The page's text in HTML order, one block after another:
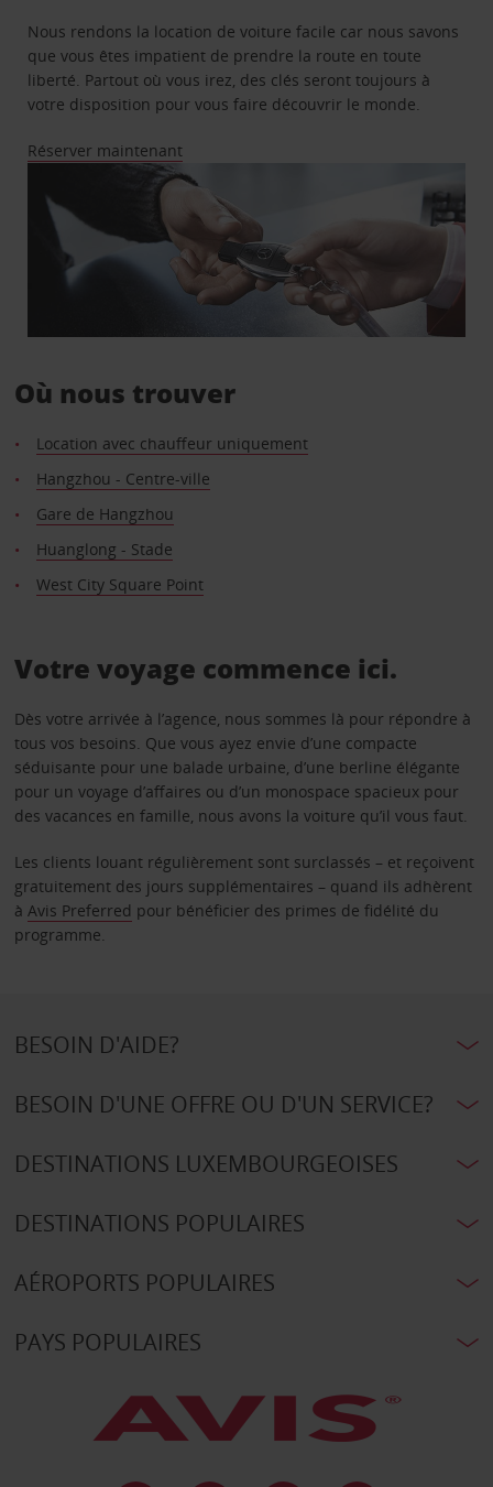
Nous rendons la location de voiture facile car nous savons
que vous êtes impatient de prendre la route en toute
liberté. Partout où vous irez, des clés seront toujours à
votre disposition pour vous faire découvrir le monde.
Réserver maintenant
Où nous trouver
Location avec chauffeur uniquement
Hangzhou - Centre-ville
Gare de Hangzhou
Huanglong - Stade
West City Square Point
Votre voyage commence ici.
Dès votre arrivée à l’agence, nous sommes là pour répondre à
tous vos besoins. Que vous ayez envie d’une compacte
séduisante pour une balade urbaine, d’une berline élégante
pour un voyage d’affaires ou d’un monospace spacieux pour
des vacances en famille, nous avons la voiture qu’il vous faut.
Les clients louant régulièrement sont surclassés – et reçoivent
gratuitement des jours supplémentaires – quand ils adhèrent
à Avis Preferred pour bénéficier des primes de fidélité du
programme.
BESOIN D'AIDE?
BESOIN D'UNE OFFRE OU D'UN SERVICE?
DESTINATIONS LUXEMBOURGEOISES
DESTINATIONS POPULAIRES
AÉROPORTS POPULAIRES
PAYS POPULAIRES